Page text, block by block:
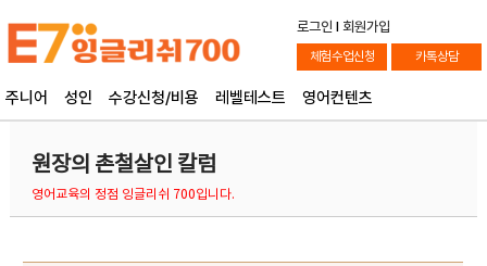
로그인 l 회원가입
체험수업신청 카톡상담
주니어 성인 수강신청/비용 레벨테스트 영어컨텐츠
원장의 촌철살인 칼럼
영어교육의 정점 잉글리쉬 700입니다.